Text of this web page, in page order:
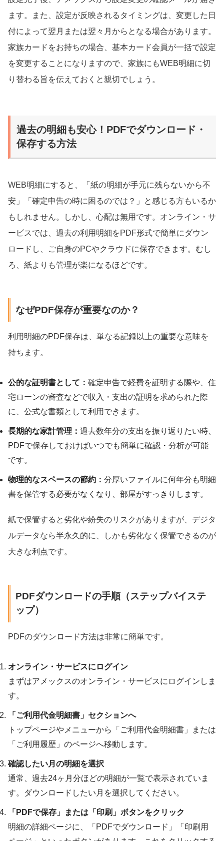
ます。また、設定が反映されるタイミングは、変更した日
付によって翌月または翌々月からとなる場合があります。
家族カードをお持ちの場合、基本カード会員が一括で設定
を変更することになりますので、家族にもWEB明細に切
り替わる旨を伝えておくと親切でしょう。
過去の明細も安心！PDFでダウンロード・
保存する方法
WEB明細にすると、「紙の明細が手元に残らないから不
安」「確定申告の時に困るのでは？」と感じる方もいるか
もしれません。しかし、心配は無用です。オンライン・サ
ービスでは、過去の利用明細をPDF形式で簡単にダウン
ロードし、ご自身のPCやクラウドに保存できます。むし
ろ、紙よりも管理が楽になるほどです。
なぜPDF保存が重要なのか？
利用明細のPDF保存は、単なる記録以上の重要な意味を
持ちます。
公的な証明書として： 確定申告で経費を証明する際や、住
宅ローンの審査などで収入・支出の証明を求められた際
に、公式な書類として利用できます。
長期的な家計管理： 過去数年分の支出を振り返りたい時、
PDFで保存しておけばいつでも簡単に確認・分析が可能
です。
物理的なスペースの節約： 分厚いファイルに何年分も明細
書を保管する必要がなくなり、部屋がすっきりします。
紙で保管すると劣化や紛失のリスクがありますが、デジタ
ルデータなら半永久的に、しかも劣化なく保管できるのが
大きな利点です。
PDFダウンロードの手順（ステップバイステ
ップ）
PDFのダウンロード方法は非常に簡単です。
オンライン・サービスにログイン
まずはアメックスのオンライン・サービスにログインしま
す。
「ご利用代金明細書」セクションへ
トップページやメニューから「ご利用代金明細書」または
「ご利用履歴」のページへ移動します。
確認したい月の明細を選択
通常、過去24ヶ月分ほどの明細が一覧で表示されていま
す。ダウンロードしたい月を選択してください。
「PDFで保存」または「印刷」ボタンをクリック
明細の詳細ページに、「PDFでダウンロード」「印刷用